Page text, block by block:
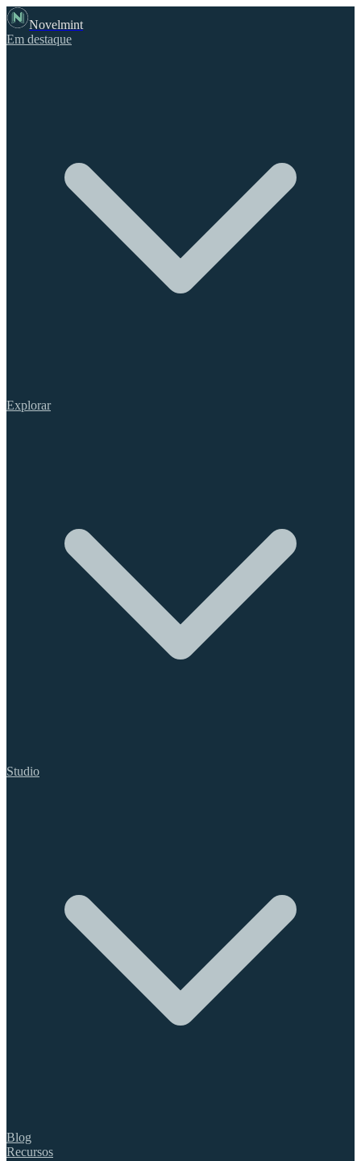
Novelmint
Em destaque
Explorar
Studio
Blog
Recursos